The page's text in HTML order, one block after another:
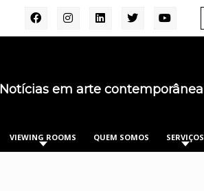
Notícias em arte contemporânea
VIEWING ROOMS QUEM SOMOS SERVIÇOS